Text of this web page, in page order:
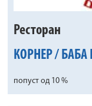
Ресторан
КОРНЕР / БАБА
попуст од 10 %